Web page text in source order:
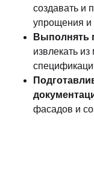
создавать и
упрощения и
Выполнять
извлекать
фасадов и